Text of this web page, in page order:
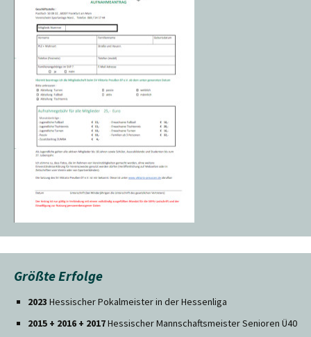
Größte Erfolge
2023 Hessischer Pokalmeister in der Hessenliga
2015 + 2016 + 2017Hessischer Mannschaftsmeister Senioren Ü40